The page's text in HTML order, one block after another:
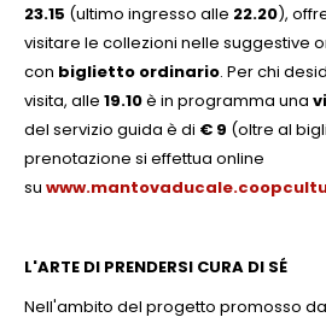
23.15 (ultimo ingresso alle 22.20),
visitare le collezioni nelle suggestive
con biglietto ordinario. Per chi
visita, alle 19.10è in programma una
del servizio guida è di € 9 (oltre al
prenotazione si effettua online
su
L'ARTE DI PRENDERSI CURA DI SÉ
Nell'ambito del progetto promosso